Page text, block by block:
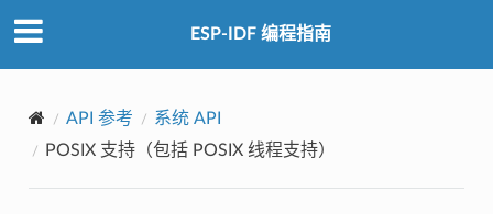
ESP-IDF 编程指南
API 参考
系统 API
POSIX 支持（包括 POSIX 线程支持）